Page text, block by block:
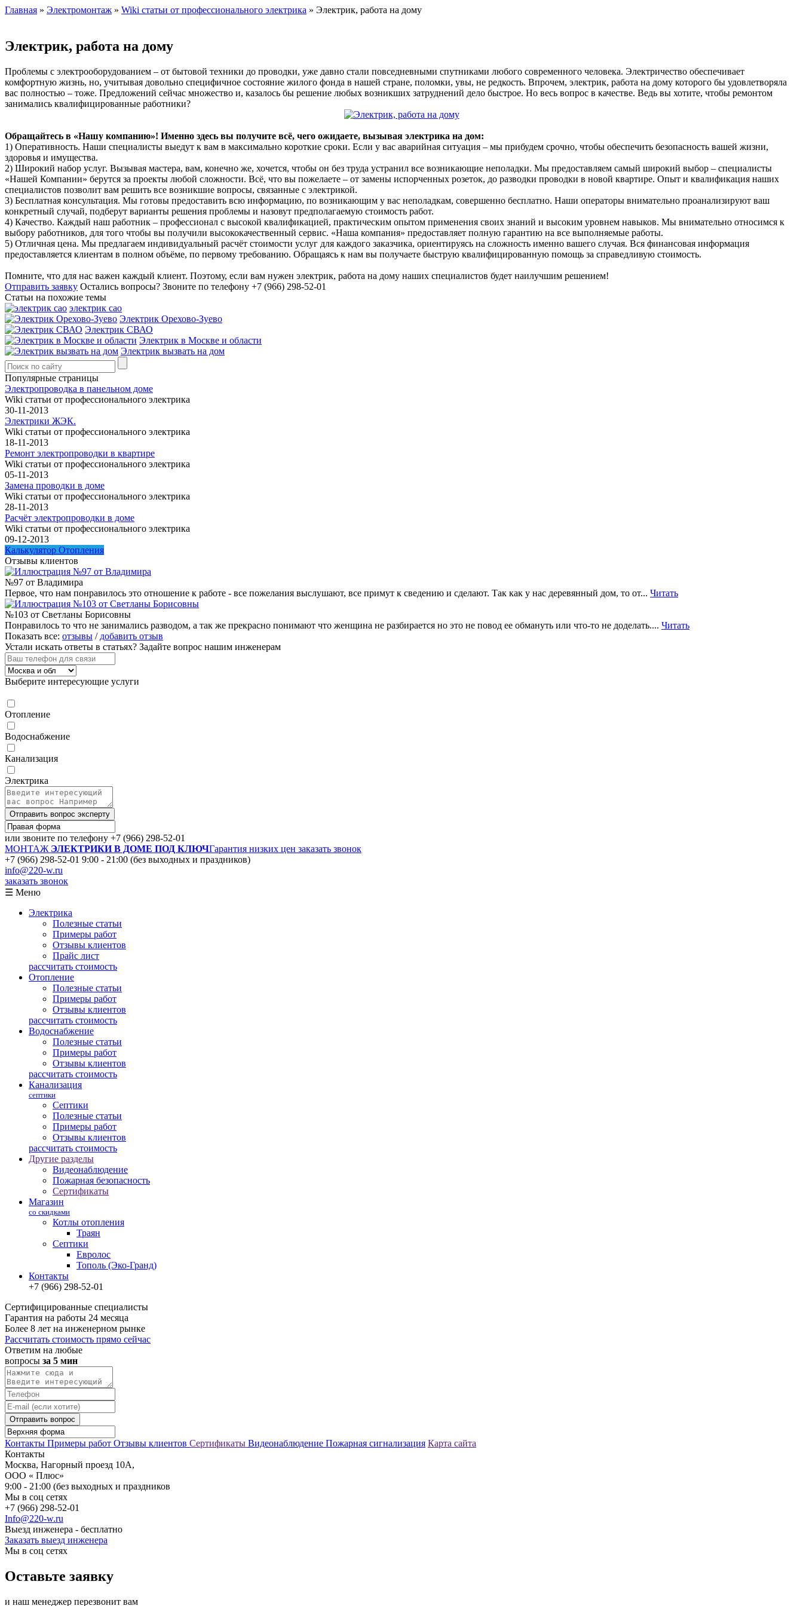
Главная » Электромонтаж » Wiki статьи от профессионального электрика » Электрик, работа на дому
Электрик, работа на дому
Проблемы с электрооборудованием – от бытовой техники до проводки, уже давно стали повседневными спутниками любого современного человека. Электричество обеспечивает
комфортную жизнь, но, учитывая довольно специфичное состояние жилого фонда в нашей стране, поломки, увы, не редкость. Впрочем, электрик, работа на дому которого бы удовлетворяла
вас полностью – тоже. Предложений сейчас множество и, казалось бы решение любых возникших затруднений дело быстрое. Но весь вопрос в качестве. Ведь вы хотите, чтобы ремонтом
занимались квалифицированные работники?
Обращайтесь в «Нашу компанию»! Именно здесь вы получите всё, чего ожидаете, вызывая электрика на дом:
1) Оперативность. Наши специалисты выедут к вам в максимально короткие сроки. Если у вас аварийная ситуация – мы прибудем срочно, чтобы обеспечить безопасность вашей жизни,
здоровья и имущества.
2) Широкий набор услуг. Вызывая мастера, вам, конечно же, хочется, чтобы он без труда устранил все возникающие неполадки. Мы предоставляем самый широкий выбор – специалисты
«Нашей Компании» берутся за проекты любой сложности. Всё, что вы пожелаете – от замены испорченных розеток, до разводки проводки в новой квартире. Опыт и квалификация наших
специалистов позволит вам решить все возникшие вопросы, связанные с электрикой.
3) Бесплатная консультация. Мы готовы предоставить всю информацию, по возникающим у вас неполадкам, совершенно бесплатно. Наши операторы внимательно проанализируют ваш
конкретный случай, подберут варианты решения проблемы и назовут предполагаемую стоимость работ.
4) Качество. Каждый наш работник – профессионал с высокой квалификацией, практическим опытом применения своих знаний и высоким уровнем навыков. Мы внимательно относимся к
выбору работников, для того чтобы вы получили высококачественный сервис. «Наша компания» предоставляет полную гарантию на все выполняемые работы.
5) Отличная цена. Мы предлагаем индивидуальный расчёт стоимости услуг для каждого заказчика, ориентируясь на сложность именно вашего случая. Вся финансовая информация
предоставляется клиентам в полном объёме, по первому требованию. Обращаясь к нам вы получаете быструю квалифицированную помощь за справедливую стоимость.
Помните, что для нас важен каждый клиент. Поэтому, если вам нужен электрик, работа на дому наших специалистов будет наилучшим решением!
Отправить заявку Остались вопросы? Звоните по телефону +7 (966) 298-52-01
Статьи на похожие темы
электрик сао
Электрик Орехово-Зуево
Электрик СВАО
Электрик в Москве и области
Электрик вызвать на дом
Популярные страницы
Электропроводка в панельном доме
Wiki статьи от профессионального электрика
30-11-2013
Электрики ЖЭК.
Wiki статьи от профессионального электрика
18-11-2013
Ремонт электропроводки в квартире
Wiki статьи от профессионального электрика
05-11-2013
Замена проводки в доме
Wiki статьи от профессионального электрика
28-11-2013
Расчёт электропроводки в доме
Wiki статьи от профессионального электрика
09-12-2013
Калькулятор Отопления
Отзывы клиентов
№97 от Владимира
Первое, что нам понравилось это отношение к работе - все пожелания выслушают, все примут к сведению и сделают. Так как у нас деревянный дом, то от... Читать
№103 от Светланы Борисовны
Понравилось то что не занимались разводом, а так же прекрасно понимают что женщина не разбирается но это не повод ее обмануть или что-то не доделать.... Читать
Показать все: отзывы / добавить отзыв
Устали искать ответы в статьях? Задайте вопрос нашим инженерам
Выберите интересующие услуги
Отопление
Водоснабжение
Канализация
Электрика
Отправить вопрос эксперту
или звоните по телефону +7 (966) 298-52-01
МОНТАЖ ЭЛЕКТРИКИ В ДОМЕ ПОД КЛЮЧГарантия низких цен заказать звонок
+7 (966) 298-52-01 9:00 - 21:00 (без выходных и праздников)
info@220-w.ru
заказать звонок
☰ Меню
Электрика
Полезные статьи
Примеры работ
Отзывы клиентов
Прайс лист
рассчитать стоимость
Отопление
Полезные статьи
Примеры работ
Отзывы клиентов
рассчитать стоимость
Водоснабжение
Полезные статьи
Примеры работ
Отзывы клиентов
рассчитать стоимость
Канализация
септики
Септики
Полезные статьи
Примеры работ
Отзывы клиентов
рассчитать стоимость
Другие разделы
Видеонаблюдение
Пожарная безопасность
Сертификаты
Магазин
со скидками
Котлы отопления
Траян
Септики
Евролос
Тополь (Эко-Гранд)
Контакты
+7 (966) 298-52-01
Сертифицированные специалисты
Гарантия на работы 24 месяца
Более 8 лет на инженерном рынке
Рассчитать стоимость прямо сейчас
Ответим на любые
вопросы за 5 мин
Отправить вопрос
Контакты Примеры работ Отзывы клиентов Сертификаты Видеонаблюдение Пожарная сигнализация Карта сайта
Контакты
Москва, Нагорный проезд 10А,
ООО « Плюс»
9:00 - 21:00 (без выходных и праздников
Мы в соц сетях
+7 (966) 298-52-01
Info@220-w.ru
Выезд инженера - бесплатно
Заказать выезд инженера
Мы в соц сетях
Оставьте заявку
и наш менеджер перезвонит вам